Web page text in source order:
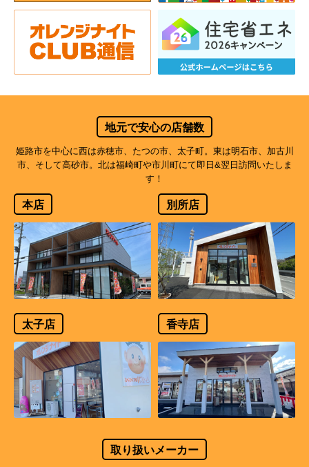
地元で安心の店舗数
姫路市を中心に西は赤穂市、たつの市、太子町。東は明石市、加古川
市、そして高砂市。北は福崎町や市川町にて即日&翌日訪問いたしま
す！
本店 別所店
太子店 香寺店
取り扱いメーカー